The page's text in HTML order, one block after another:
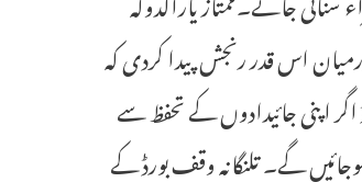
اس قدر رنجش پیدا کردی کہ
اپنی جائیدادوں کے تحفظ سے
گے۔ تلنگانہ وقف بورڈ کے